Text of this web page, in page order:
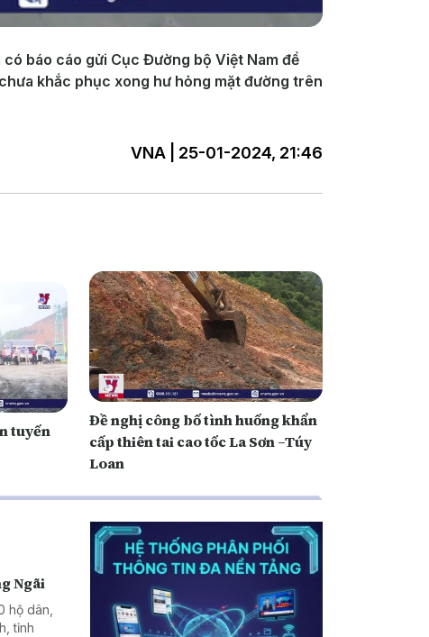
báo cáo gửi Cục Đường bộ Việt Nam đề
khắc phục xong hư hỏng mặt đường trên
VNA | 25-01-2024, 21:46
tuyến
Đề nghị công bố tình huống khẩn
cấp thiên tai cao tốc La Sơn –Túy
Loan
Ngãi
hộ dân,
tỉnh